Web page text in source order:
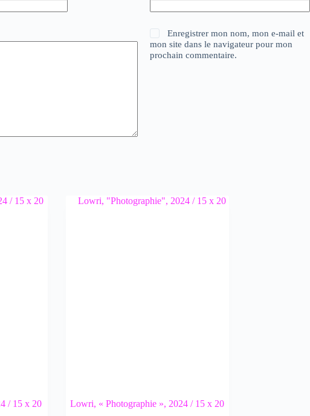
Enregistrer mon nom, mon e-mail et
mon site dans le navigateur pour mon
prochain commentaire.
/ 15 x 20
Lowri, « Photographie », 2024 / 15 x 20